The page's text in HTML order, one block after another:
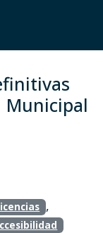
Municipal
,